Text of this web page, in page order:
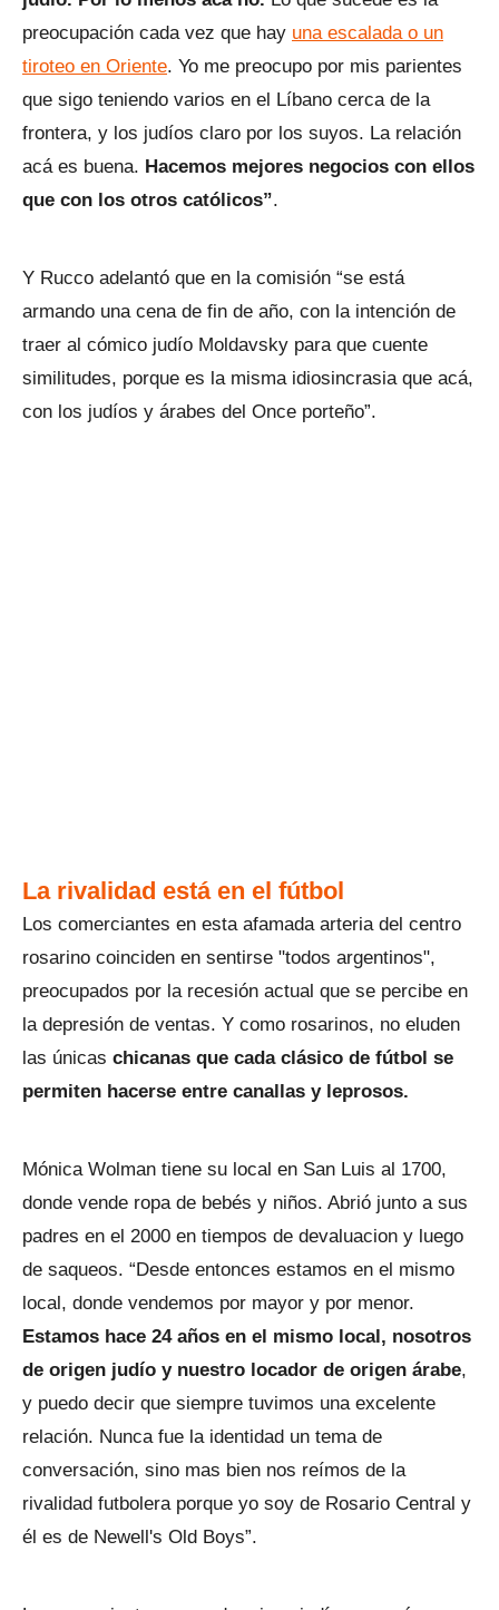
preocupación cada vez que hay una escalada o un
tiroteo en Oriente. Yo me preocupo por mis parientes
que sigo teniendo varios en el Líbano cerca de la
frontera, y los judíos claro por los suyos. La relación
acá es buena. Hacemos mejores negocios con ellos
que con los otros católicos”.
Y Rucco adelantó que en la comisión “se está
armando una cena de fin de año, con la intención de
traer al cómico judío Moldavsky para que cuente
similitudes, porque es la misma idiosincrasia que acá,
con los judíos y árabes del Once porteño”.
La rivalidad está en el fútbol
Los comerciantes en esta afamada arteria del centro
rosarino coinciden en sentirse "todos argentinos",
preocupados por la recesión actual que se percibe en
la depresión de ventas. Y como rosarinos, no eluden
las únicas chicanas que cada clásico de fútbol se
permiten hacerse entre canallas y leprosos.
Mónica Wolman tiene su local en San Luis al 1700,
donde vende ropa de bebés y niños. Abrió junto a sus
padres en el 2000 en tiempos de devaluacion y luego
de saqueos. “Desde entonces estamos en el mismo
local, donde vendemos por mayor y por menor.
Estamos hace 24 años en el mismo local, nosotros
de origen judío y nuestro locador de origen árabe,
y puedo decir que siempre tuvimos una excelente
relación. Nunca fue la identidad un tema de
conversación, sino mas bien nos reímos de la
rivalidad futbolera porque yo soy de Rosario Central y
él es de Newell's Old Boys”.